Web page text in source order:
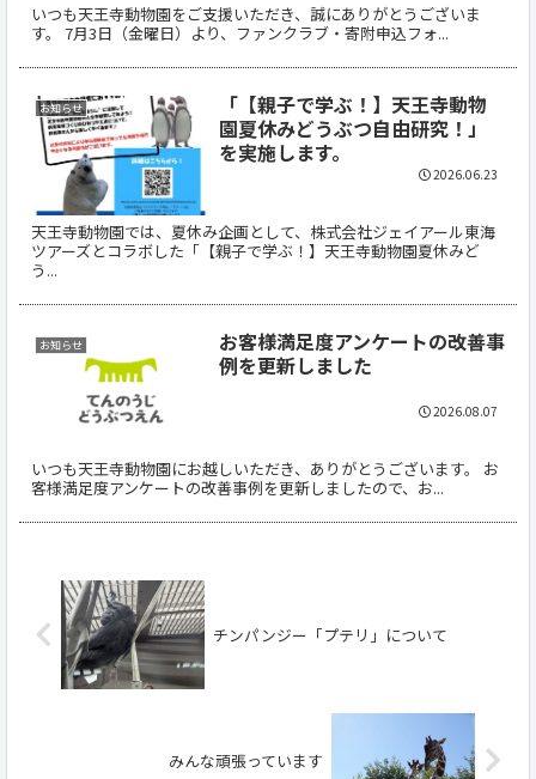
いつも天王寺動物園をご支援いただき、誠にありがとうございま
す。 7月3日（金曜日）より、ファンクラブ・寄附申込フォ...
お知らせ
「【親子で学ぶ！】天王寺動物
園夏休みどうぶつ自由研究！」
を実施します。
天王寺動物園では、夏休み企画として、株式会社ジェイアール東海
ツアーズとコラボした「【親子で学ぶ！】天王寺動物園夏休みど
う...
2026.06.23
お知らせ
お客様満足度アンケートの改善事
例を更新しました
いつも天王寺動物園にお越しいただき、ありがとうございます。 お
客様満足度アンケートの改善事例を更新しましたので、お...
2026.08.07
チンパンジー「プテリ」について
みんな頑張っています